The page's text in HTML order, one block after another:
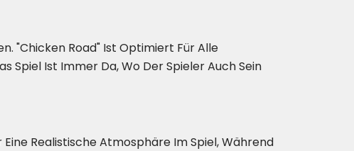
"Chicken Road" Ist Optimiert Für Alle
Spiel Ist Immer Da, Wo Der Spieler Auch Sein
Realistische Atmosphäre Im Spiel, Während